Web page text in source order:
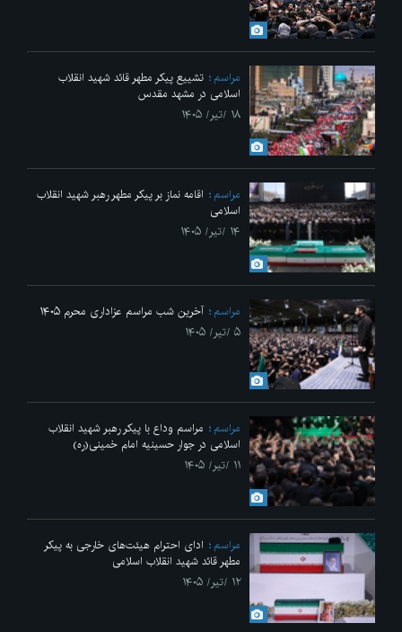
مراسم
تشییع پیکر مطهر قائد شهید انقلاب
اسلامی در مشهد مقدس
۱۸ /تیر/ ۱۴۰۵
مراسم
اقامه نماز بر پیکر مطهر رهبر شهید انقلاب
اسلامی
۱۴ /تیر/ ۱۴۰۵
مراسم
آخرین شب مراسم عزاداری محرم ۱۴۰۵
۵ /تیر/ ۱۴۰۵
مراسم
مراسم وداع با پیکر رهبر شهید انقلاب
اسلامی در جوار حسینیه امام خمینی(ره)
۱۱ /تیر/ ۱۴۰۵
مراسم
ادای احترام هیئت‌های خارجی به پیکر
مطهر قائد شهید انقلاب اسلامی
۱۲ /تیر/ ۱۴۰۵